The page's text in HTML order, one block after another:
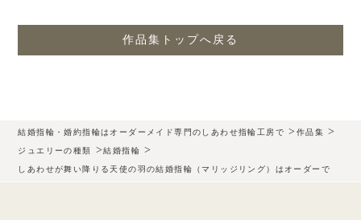
作品集トップへ戻る
結婚指輪・婚約指輪はオーダーメイド専門のしあわせ指輪工房で > 作品集 >
ジュエリーの種類 >結婚指輪 >
しあわせが舞い降りる天使の羽の結婚指輪（マリッジリング）はオーダーで